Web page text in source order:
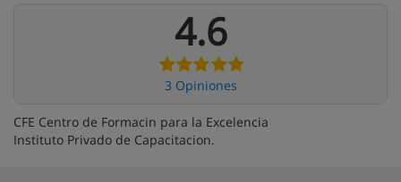
4.6
3 Opiniones
CFE Centro de Formacin para la Excelencia
Instituto Privado de Capacitacion.